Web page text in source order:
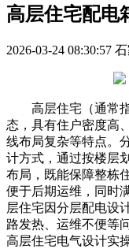
高层住宅配电
2026-03-24 08:30:57
高层住宅（通常
态，具有住户密度高
线布局复杂等特点。
计方式，通过按楼层
布局，既能保障整栋
便于后期运维，同时
层住宅因分层配电设
路发热、运维不便等
高层住宅电气设计实